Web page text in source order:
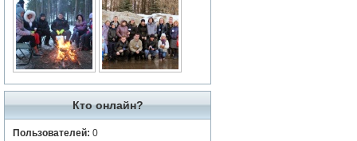
Кто онлайн?
Пользователей: 0